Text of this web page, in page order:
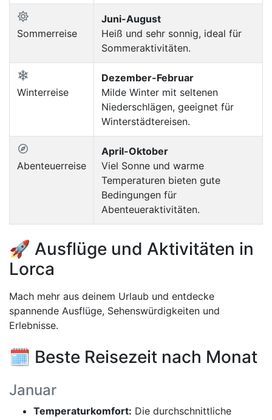
Sommerreise
Juni-August
Heiß und sehr sonnig, ideal für
Sommeraktivitäten.
Winterreise
Dezember-Februar
Milde Winter mit seltenen
Niederschlägen, geeignet für
Winterstädtereisen.
Abenteuerreise
April-Oktober
Viel Sonne und warme
Temperaturen bieten gute
Bedingungen für
Abenteueraktivitäten.
🚀 Ausflüge und Aktivitäten in
Lorca
Mach mehr aus deinem Urlaub und entdecke
spannende Ausflüge, Sehenswürdigkeiten und
Erlebnisse.
🗓️ Beste Reisezeit nach Monat
Januar
Temperaturkomfort: Die durchschnittliche